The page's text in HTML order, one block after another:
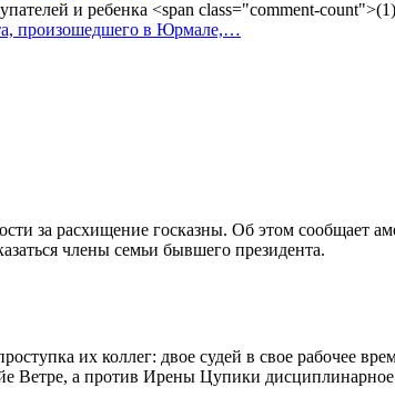
произошедшего в Юрмале,…
за расхищение госказны. Об этом сообщает
члены семьи бывшего президента.
их коллег: двое судей в свое рабочее
Ветре, а против Ирены Цупики дисциплинарное